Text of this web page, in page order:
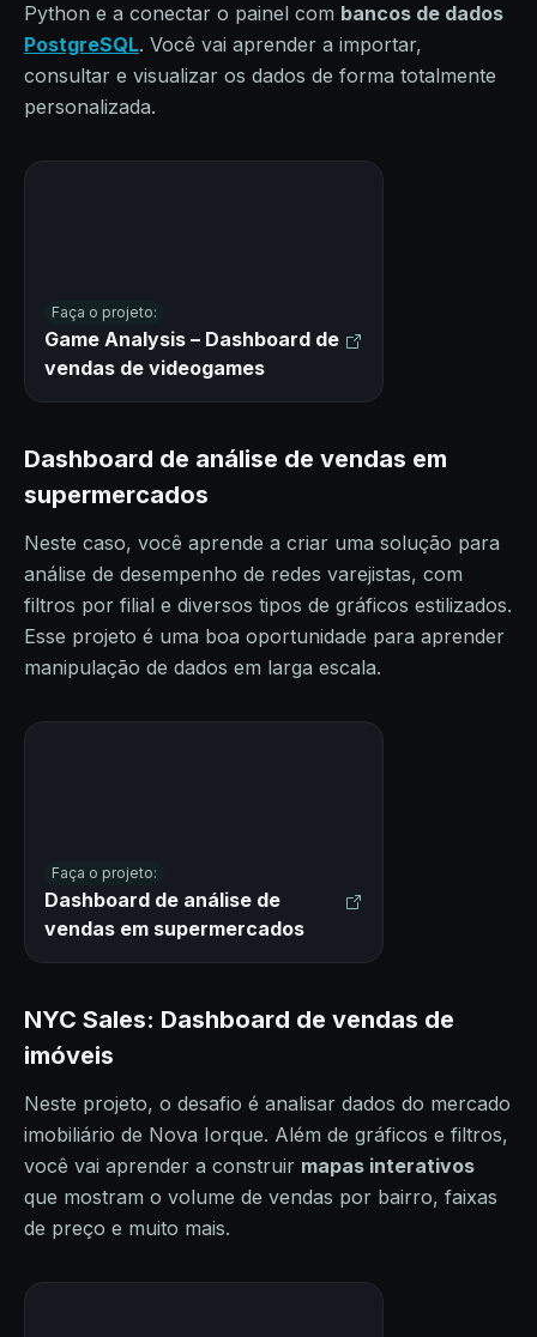
Python e a conectar o painel com bancos de dados
PostgreSQL. Você vai aprender a importar,
consultar e visualizar os dados de forma totalmente
personalizada.
Faça o projeto:
Game Analysis – Dashboard de
vendas de videogames
Dashboard de análise de vendas em
supermercados
Neste caso, você aprende a criar uma solução para
análise de desempenho de redes varejistas, com
filtros por filial e diversos tipos de gráficos estilizados.
Esse projeto é uma boa oportunidade para aprender
manipulação de dados em larga escala.
Faça o projeto:
Dashboard de análise de
vendas em supermercados
NYC Sales: Dashboard de vendas de
imóveis
Neste projeto, o desafio é analisar dados do mercado
imobiliário de Nova Iorque. Além de gráficos e filtros,
você vai aprender a construir mapas interativos
que mostram o volume de vendas por bairro, faixas
de preço e muito mais.